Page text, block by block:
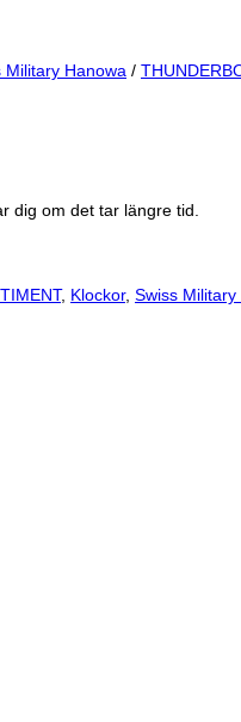
Military Hanowa /
dig om det tar längre tid.
, Klockor, Swiss Military